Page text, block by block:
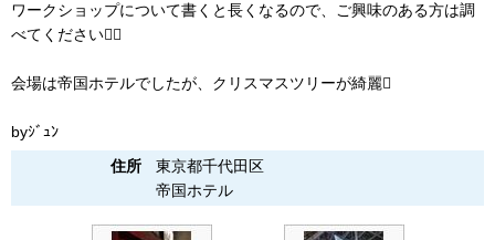
ワークショップについて書くと長くなるので、ご興味のある方は調
べてください
会場は帝国ホテルでしたが、クリスマスツリーが綺麗
byｼﾞｭﾝ
住所
東京都千代田区
帝国ホテル